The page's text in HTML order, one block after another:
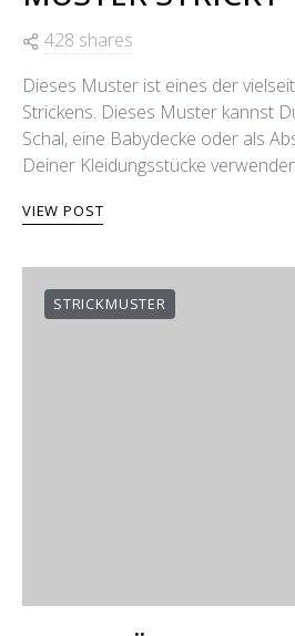
428 shares
Dieses Muster ist eines der
Strickens. Dieses Muster kannst
Schal, eine Babydecke oder als
Deiner Kleidungsstücke
VIEW POST
STRICKMUSTER